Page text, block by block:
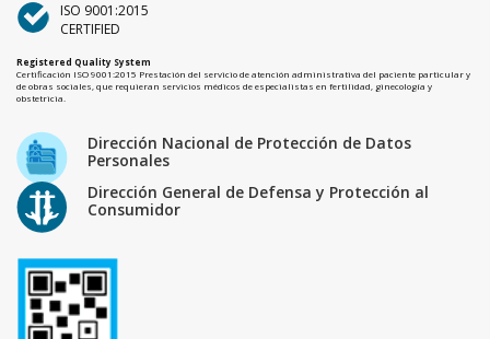
ISO 9001:2015
CERTIFIED
Registered Quality System
Certificación ISO 9001:2015 Prestación del servicio de atención administrativa del paciente particular y
de obras sociales, que requieran servicios médicos de especialistas en fertilidad, ginecología y
obstetricia.
Dirección Nacional de Protección de Datos
Personales
Dirección General de Defensa y Protección al
Consumidor